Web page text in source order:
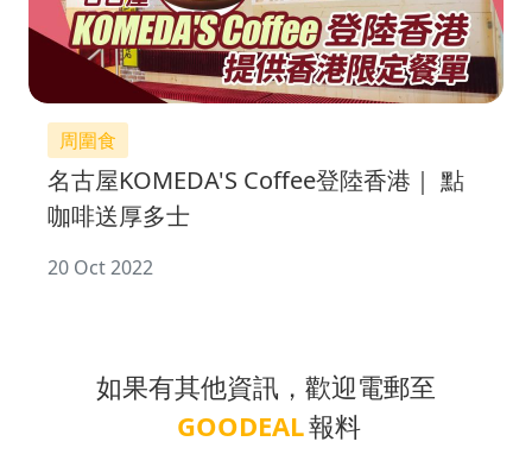
周圍食
名古屋KOMEDA'S Coffee登陸香港｜ 點
咖啡送厚多士
20 Oct 2022
如果有其他資訊，歡迎電郵至
GOODEAL報料